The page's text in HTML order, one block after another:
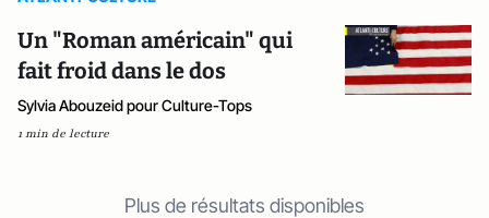
Un "Roman américain" qui
fait froid dans le dos
Sylvia Abouzeid pour Culture-Tops
1 min de lecture
Plus de résultats disponibles